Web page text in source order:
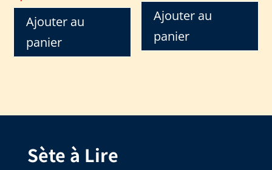
Ajouter au
panier
Ajouter au
panier
Sète à Lire